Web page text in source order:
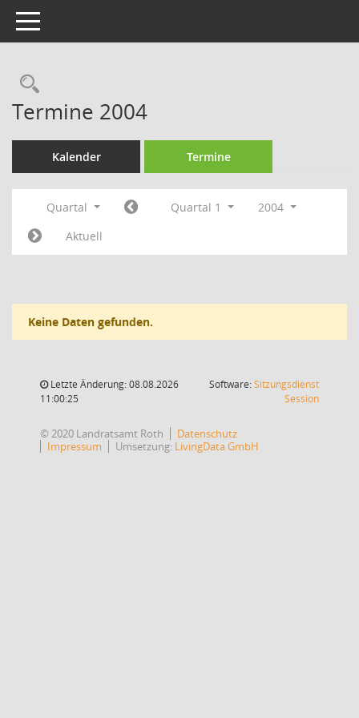
Toggle navigation
Rechercheauswahl
Termine 2004
Kalender Termine
Quartal Quartal 1
2004
Aktuell
Keine Daten gefunden.
Letzte Änderung: 08.08.2026
11:00:25
Software:Sitzungsdienst
Session(Wird in
© 2020 Landratsamt Roth
Datenschutz
Impressum
Umsetzung: LivingData GmbH